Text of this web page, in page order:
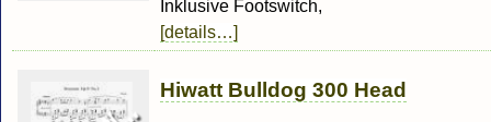
Inklusive Footswitch,
[details…]
Hiwatt Bulldog 300 Head